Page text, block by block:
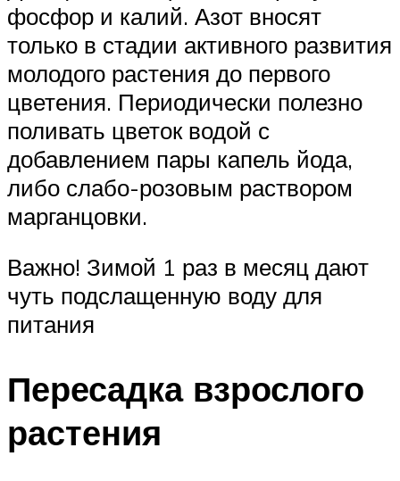
фосфор и калий. Азот вносят
только в стадии активного развития
молодого растения до первого
цветения. Периодически полезно
поливать цветок водой с
добавлением пары капель йода,
либо слабо-розовым раствором
марганцовки.
Важно! Зимой 1 раз в месяц дают
чуть подслащенную воду для
питания
Пересадка взрослого
растения